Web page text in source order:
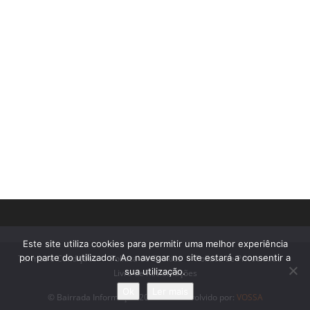
Termos e Condições Política de Cookies
Política de Privacidade
Livro de Reclamações
© Bairrada Informação 2018 - Desenvolvido por: VOSSA
Este site utiliza cookies para permitir uma melhor experiência
por parte do utilizador. Ao navegar no site estará a consentir a
sua utilização.